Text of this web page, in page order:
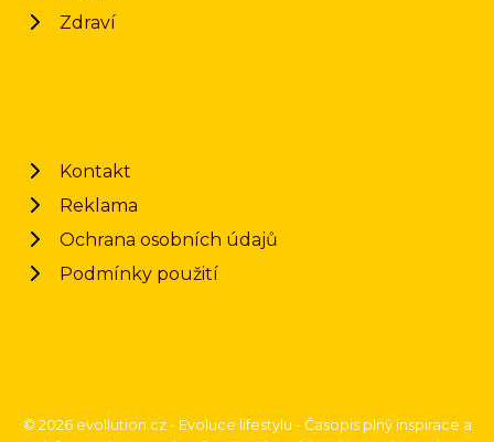
Zdraví
Kontakt
Reklama
Ochrana osobních údajů
Podmínky použití
© 2026 evollution.cz - Evoluce lifestylu - Časopis plný inspirace a